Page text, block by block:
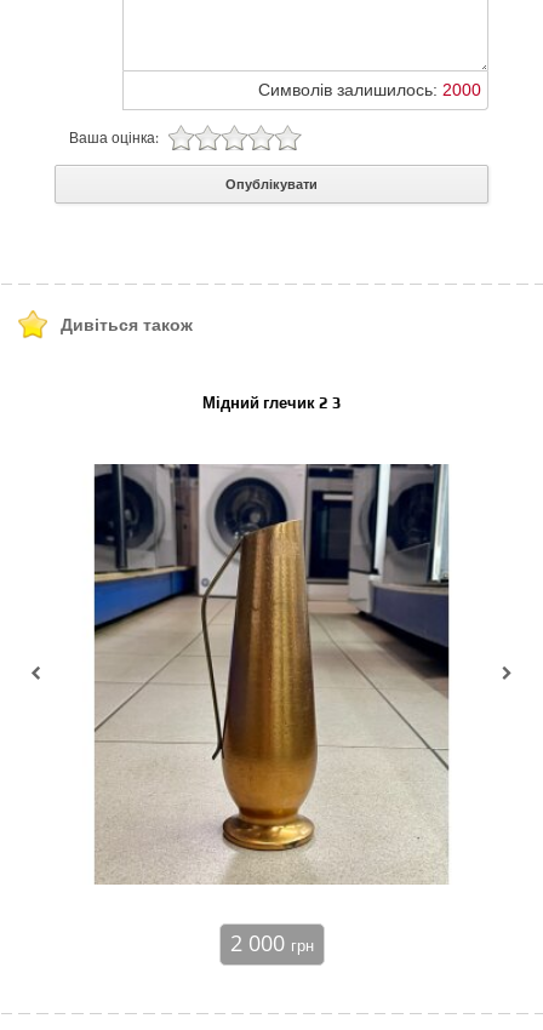
Символів залишилось: 2000
Ваша оцінка:
Опублікувати
Дивіться також
Мідний глечик 2 3
2 000 грн